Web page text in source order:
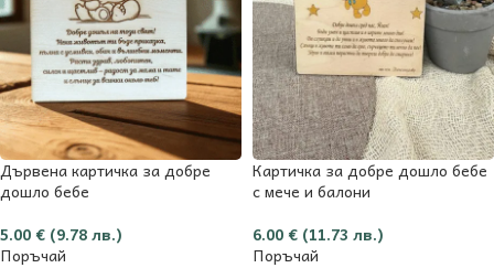
Дървена картичка за добре
дошло бебе
5.00 € (9.78 лв.)
Поръчай
Картичка за добре дошло бебе
с мече и балони
6.00 € (11.73 лв.)
Поръчай